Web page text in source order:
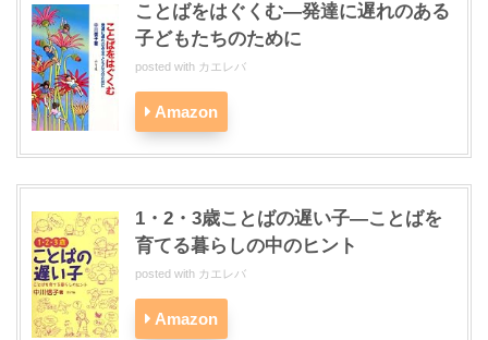
ことばをはぐくむ―発達に遅れのある
子どもたちのために
posted with カエレバ
Amazon
1・2・3歳ことばの遅い子―ことばを
育てる暮らしの中のヒント
posted with カエレバ
Amazon